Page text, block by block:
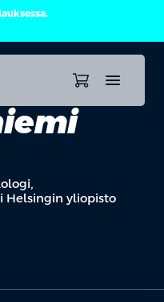
Helsingin yliopisto